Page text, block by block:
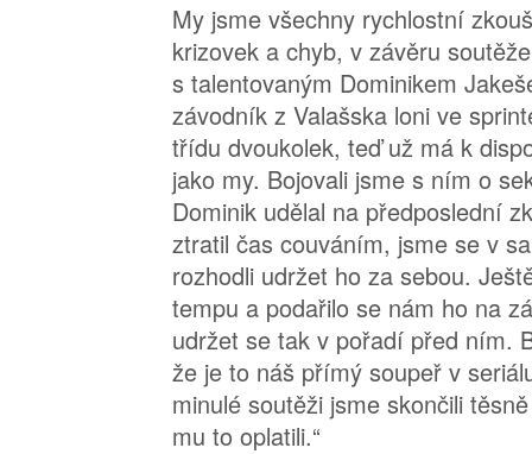
My jsme všechny rychlostní
krizovek a chyb, v závěru
s talentovaným Dominikem
závodník z Valašska loni ve
třídu dvoukolek, teď už má k
jako my. Bojovali jsme s ním o
Dominik udělal na předposlední
ztratil čas couváním, jsme se v
rozhodli udržet ho za sebou.
tempu a podařilo se nám ho na
udržet se tak v pořadí před ním.
že je to náš přímý soupeř v
minulé soutěži jsme skončili
mu to oplatili.“